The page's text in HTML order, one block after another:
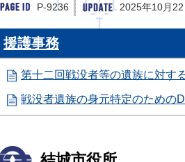
P-9236 2025年10月
援護事務
第十二回戦没者等の遺族に対す
戦没者遺族の身元特定のための